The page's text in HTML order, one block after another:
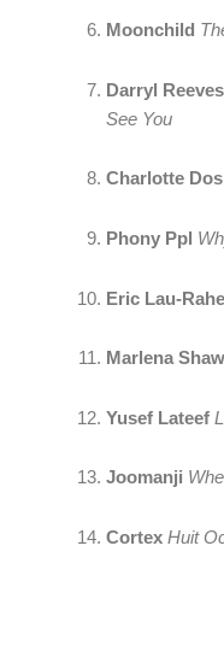
Moonchild
Darryl
See You
Charlotte
Phony Ppl
Eric Lau-
Marlena Shaw
Yusef Lateef
Joomanji
Cortex Huit